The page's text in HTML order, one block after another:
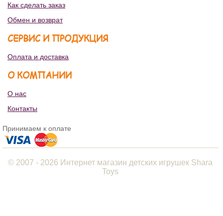
Как сделать заказ
Обмен и возврат
СЕРВИС И ПРОДУКЦИЯ
Оплата и доставка
О КОМПАНИИ
О нас
Контакты
Принимаем к оплате
© 2007 - 2026 Интернет магазин детских игрушек Shara
Toys